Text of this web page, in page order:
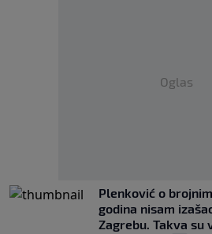
Oglas
Plenković o
godina nisam
Zagrebu. Takva su